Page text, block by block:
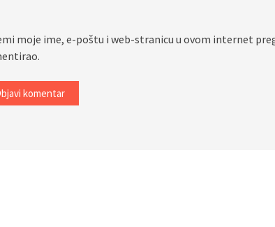
moje ime, e-poštu i web-stranicu u ovom internet